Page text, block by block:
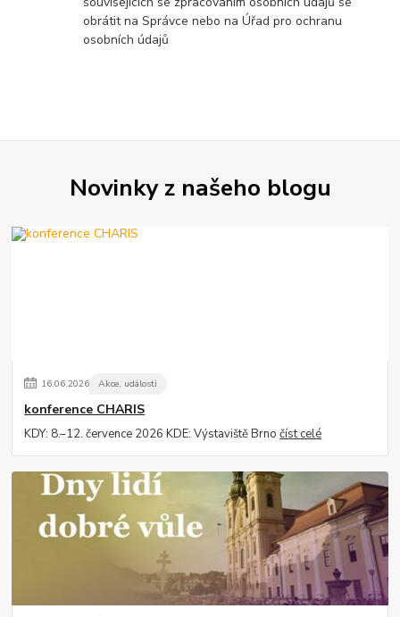
obrátit na Správce nebo na Úřad pro ochranu
osobních údajů
Novinky z našeho blogu
16.06.2026 Akce, události
konference CHARIS
KDY: 8.–12. července 2026 KDE: Výstaviště Brnočíst celé